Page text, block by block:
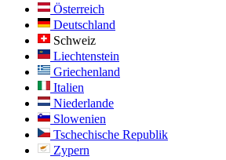
Österreich
Deutschland
Schweiz
Liechtenstein
Griechenland
Italien
Niederlande
Slowenien
Tschechische Republik
Zypern